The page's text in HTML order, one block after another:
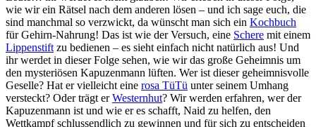
wie wir ein Rätsel nach dem anderen lösen – und ich sage euch, die
sind manchmal so verzwickt, da wünscht man sich ein Kochbuch
für Gehirn-Nahrung! Das ist wie der Versuch, eine Schere mit einem
Lippenstift zu bedienen – es sieht einfach nicht natürlich aus! Und
ihr werdet in dieser Folge sehen, wie wir das große Geheimnis um
den mysteriösen Kapuzenmann lüften. Wer ist dieser geheimnisvolle
Geselle? Hat er vielleicht eine rosa TüTü unter seinem Umhang
versteckt? Oder trägt erWesternhut? Wir werden erfahren, wer der
Kapuzenmann ist und wie er es schafft, Naid zu helfen, den
Wettkampf schlussendlich zu gewinnen und für sich zu entscheiden